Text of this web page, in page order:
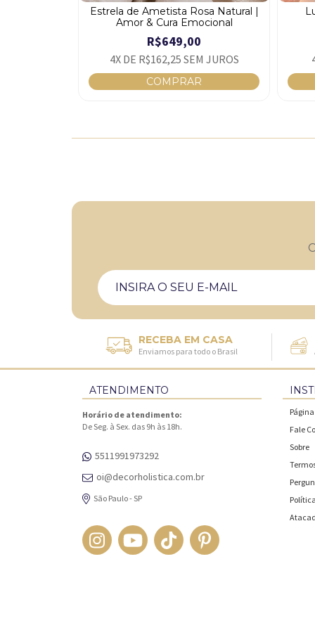
Estrela de Ametista Rosa Natural |
Amor & Cura Emocional
R$649,00
4X DE R$162,25 SEM JUROS
RECEBA EM CASA
Enviamos para todo o Brasil
ATENDIMENTO
Horário de atendimento:
De Seg. à Sex. das 9h às 18h.
5511991973292
oi@decorholistica.com.br
São Paulo - SP
Fale
Sobre